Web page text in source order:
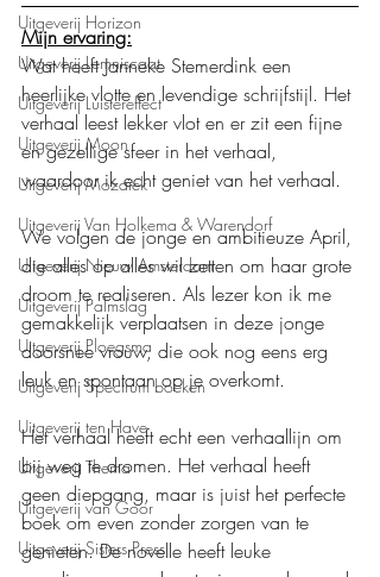
Uitgeverij Horizon
Uitgeverij Lemniscaat
Uitgeverij Luistereffect
Uitgeverij Moon
Uitgeverij Mozaïek
Uitgeverij Van Holkema & Warendorf
Uitgeverij Nieuw Amsterdam
Uitgeverij Palmslag
Uitgeverij Ploegsma
Uitgeverij Spectrum boeken
Uitgeverij ten Have
Uitgeverij Thema
Uitgeverij van Goor
Uitgeverij Sisters Press
Mijn ervaring:
Wat heeft Janneke Stemerdink een
heerlijke vlotte en levendige schrijfstijl. Het
verhaal leest lekker vlot en er zit een fijne
en gezellige sfeer in het verhaal,
waardoor ik echt geniet van het verhaal.
We volgen de jonge en ambitieuze April,
die alles op alles wil zetten om haar grote
droom te realiseren. Als lezer kon ik me
gemakkelijk verplaatsen in deze jonge
doorsnee vrouw, die ook nog eens erg
leuk en spontaan op je overkomt.
Het verhaal heeft echt een verhaallijn om
bij weg te dromen. Het verhaal heeft
geen diepgang, maar is juist het perfecte
boek om even zonder zorgen van te
genieten. De novelle heeft leuke